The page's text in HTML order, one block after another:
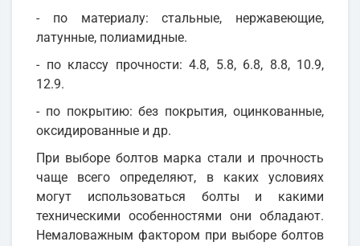
- по материалу: стальные, нержавеющие,
латунные, полиамидные.
- по классу прочности: 4.8, 5.8, 6.8, 8.8, 10.9,
12.9.
- по покрытию: без покрытия, оцинкованные,
оксидированные и др.
При выборе болтов марка стали и прочность
чаще всего определяют, в каких условиях
могут использоваться болты и какими
техническими особенностями они обладают.
Немаловажным фактором при выборе болтов